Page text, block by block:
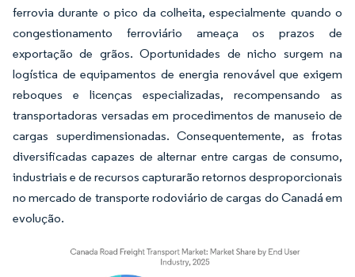
ferrovia durante o pico da colheita, especialmente quando o
congestionamento ferroviário ameaça os prazos de
exportação de grãos. Oportunidades de nicho surgem na
logística de equipamentos de energia renovável que exigem
reboques e licenças especializadas, recompensando as
transportadoras versadas em procedimentos de manuseio de
cargas superdimensionadas. Consequentemente, as frotas
diversificadas capazes de alternar entre cargas de consumo,
industriais e de recursos capturarão retornos desproporcionais
no mercado de transporte rodoviário de cargas do Canadá em
evolução.